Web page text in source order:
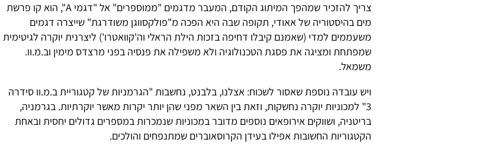
צריך להזכיר שמהפך המיתוג הקודם, המעבר מדגמים "ממוספרים" אל "דגמי A", הוא קו פרשת
מים בהיסטוריה של אאודי, תקופה שבה היא הפכה מ"פולקסווגן משודרגת" שייצרה דגמים
משעממים למדי (שאמנם קיבלו דחיפה בזכות הילת הראלי וה'קוואטרו') ליצרנית יוקרה לגיטימית
שמפתחת ומציגה את פסגת הטכנולוגיה ולא משפילה את פנסיה בפני מרצדס מימין וב.מ.וו.
משמאל.
ויש עובדה נוספת שאסור לשכוח: אצלנו, בלבנט, נחשבות "הגרמניות של קטגוריית ב.מ.וו סידרה
3" למכוניות יוקרה נחשקות, וזאת בין השאר מפני שהן יותר יקרות מאשר יוקרתיות. בגרמניה,
בריטניה, ושווקים אירופאים נוספים מדובר במכוניות שנמכרות במספרים גדולים יחסית ובאחת
הקטגוריות החשובות אפילו בעידן הקרוסאוברים שמתנפחים והולכים.